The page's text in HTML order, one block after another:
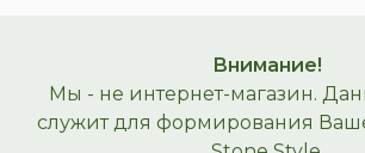
Внимание!
Мы - не интернет-магазин.
служит для формирования